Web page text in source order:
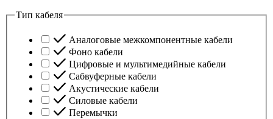
Тип кабеля
Аналоговые межкомпонентные кабели
Фоно кабели
Цифровые и мультимедийные кабели
Сабвуферные кабели
Акустические кабели
Силовые кабели
Перемычки